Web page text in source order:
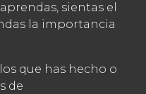
sientas el
la importancia
que has hecho o
de